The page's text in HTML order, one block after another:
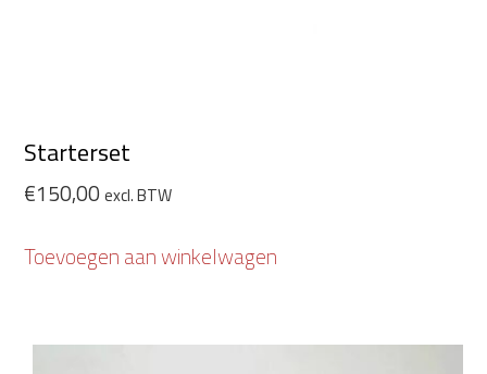
Starterset
€150,00 excl. BTW
Toevoegen aan winkelwagen